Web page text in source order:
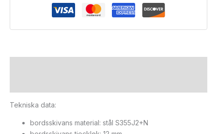
Tekniska data:
bordsskivans material: stål S355J2+N